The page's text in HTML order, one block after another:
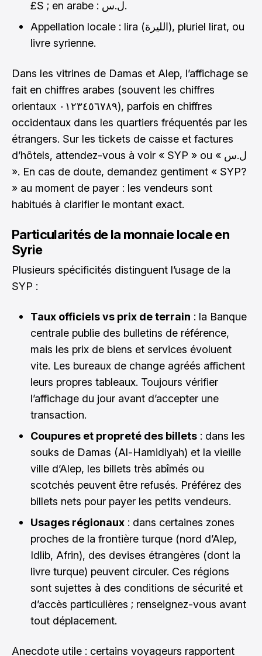
£S ; en arabe : ل.س.
Appellation locale : lira (الليرة), pluriel lirat, ou
livre syrienne.
Dans les vitrines de Damas et Alep, l’affichage se
fait en chiffres arabes (souvent les chiffres
orientaux ٠١٢٣٤٥٦٧٨٩), parfois en chiffres
occidentaux dans les quartiers fréquentés par les
étrangers. Sur les tickets de caisse et factures
d’hôtels, attendez-vous à voir « SYP » ou « ل.س
». En cas de doute, demandez gentiment « SYP?
» au moment de payer : les vendeurs sont
habitués à clarifier le montant exact.
Particularités de la monnaie locale en
Syrie
Plusieurs spécificités distinguent l’usage de la
SYP :
Taux officiels vs prix de terrain : la Banque
centrale publie des bulletins de référence,
mais les prix de biens et services évoluent
vite. Les bureaux de change agréés affichent
leurs propres tableaux. Toujours vérifier
l’affichage du jour avant d’accepter une
transaction.
Coupures et propreté des billets : dans les
souks de Damas (Al-Hamidiyah) et la vieille
ville d’Alep, les billets très abîmés ou
scotchés peuvent être refusés. Préférez des
billets nets pour payer les petits vendeurs.
Usages régionaux : dans certaines zones
proches de la frontière turque (nord d’Alep,
Idlib, Afrin), des devises étrangères (dont la
livre turque) peuvent circuler. Ces régions
sont sujettes à des conditions de sécurité et
d’accès particulières ; renseignez-vous avant
tout déplacement.
Anecdote utile : certains voyageurs rapportent